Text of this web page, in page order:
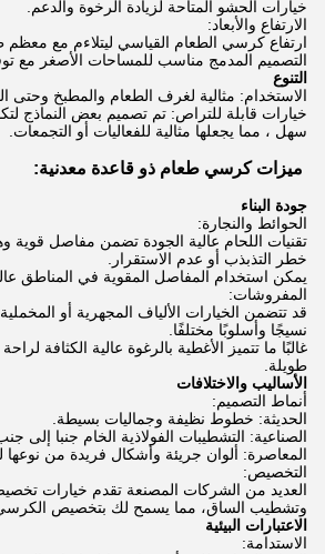
خيارات الحشو المتاحة لزيادة الرخوة والدعم.
الارتفاع والأبعاد:
ارتفاع كرسي الطعام القياسي ليتلاءم مع معظم
التصميم المدمج مناسب للمساحات الأصغر مع
التنوع
الاستخدام: مثالية لغرف الطعام والمطبخ وحتى
خيارات قابلة للتراص: تم تصميم بعض النماذج
سهل ، مما يجعلها مثالية للفعاليات أو التجمعات.
ميزات كرسي طعام ذو قاعدة معدنية:
جودة البناء
الحوائط والنجارة:
تقنيات اللحام عالية الجودة تضمن مفاصل
خطر التذبذب أو عدم الاستقرار.
يمكن استخدام المفاصل المقوية في المناطق عالية
المفروشات:
قد تتضمن الخيارات الألياف المجهرية أو
نسيجًا وأسلوبًا مختلفًا.
غالبًا ما تتميز الأغطية بالرغوة عالية الكثافة
طويلة.
الأساليب والاختلافات
أنماط التصميم:
الحديثة: خطوط نظيفة وجماليات بسيطة.
الصناعية: التشطيبات الفولاذية الخام جنبا إلى
المعاصرة: ألوان جريئة وأشكال فريدة من نوعها
التخصيص:
العديد من الشركات المصنعة تقدم خيارات
وتشطيب الساق، مما يسمح لك بتخصيص الكرسي
الاعتبارات البيئية
الاستدامة: